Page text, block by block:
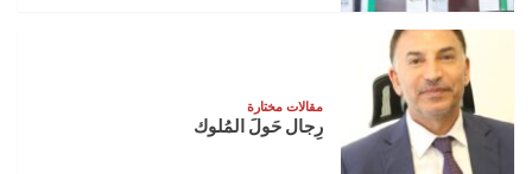
مقالات مختارة
رِجال حَولَ المُلوك